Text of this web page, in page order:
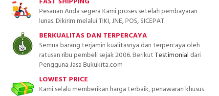
Pesanan Anda segera Kami proses setelah pembayaran
lunas. Dikirim melalui TIKI, JNE, POS, SICEPAT.
BERKUALITAS DAN TERPERCAYA
Semua barang terjamin kualitasnya dan terpercaya oleh
ratusan ribu pembeli sejak 2006. BerikutTestimonial dari
Pengguna Jasa Bukukita.com
LOWEST PRICE
Kami selalu memberikan harga terbaik, penawaran khusus